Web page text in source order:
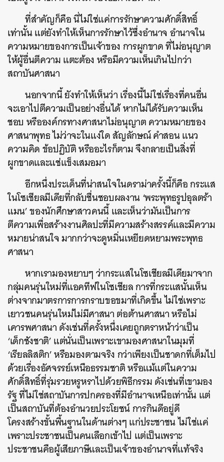
ที่สำคัญก็คือนี่ไม่ใช่แค่การรักษาความศักดิ์สิทธิ์
เท่านั้น แต่ยังทำให้เห็นการรักษาไว้ซึ่งอำนาจ อำนาจใน
ความหมายของการเป็นเจ้าของ การผูกขาด ที่ไม่อนุญาต
ให้ผู้อื่นตีความ แตะต้อง หรือมีความเห็นเกินไปกว่า
สถาบันศาสนา
นอกจากนี้ ยังทำให้เห็นว่า เรื่องนี้ไม่ใช่เรื่องที่คนอื่น
จะเอาไปตีความเป็นอย่างอื่นได้ หากไม่ได้รับความเห็น
ชอบ หรือองค์กรทางศาสนาไม่อนุญาต ความหมายของ
ศาสนาพุทธ ไม่ว่าจะในแง่ใด สัญลักษณ์ คำสอน แนว
ความคิด ข้อปฏิบัติ หรืออะไรก็ตาม จึงกลายเป็นสิ่งที่
ผูกขาดและแช่แข็งเสมอมา
อีกหนึ่งประเด็นที่น่าสนใจในดราม่าครั้งนี้ก็คือ กระแส
ในโซเชียลมีเดียที่กลับชื่นชอบผลงาน ‘พระพุทธรูปอุลตร้า
แมน’ ของนักศึกษาสาวคนนี้ และเห็นว่ามันเป็นการ
ตีความเพื่อสร้างงานศิลปะที่มีความสร้างสรรค์และมีความ
หมายน่าสนใจ มากกว่าจะดูหมิ่นเหยียดหยามพระพุทธ
ศาสนา
หากเรามองหยาบๆ ว่ากระแสในโซเชียลมีเดียมาจาก
กลุ่มคนรุ่นใหม่ที่แอคทีฟในโซเชียล การที่กระแสนั้นเห็น
ต่างจากมาตรการการกราบขอขมาที่เกิดขึ้น ไม่ใช่เพราะ
เยาวชนคนรุ่นใหม่ไม่มีศาสนา ต่อต้านศาสนา หรือไม่
เคารพศาสนา ดังเช่นที่ครั้งหนึ่งเคยถูกตราหน้าว่าเป็น
‘เด็กชังชาติ’ แต่นั่นเป็นเพราะเขามองศาสนาในมุมที่
‘เรียลลิสติก’ หรือมองตามจริง กว่าเพียงเป็นชาดกที่เต็มไป
ด้วยเรื่องอัศจรรย์เหนือธรรมชาติ หรือแม้แต่ในความ
ศักดิ์สิทธิ์ที่รุ่มรวยหรูหราไปด้วยพิธีกรรม ดังเช่นที่เขามอง
รัฐ ที่ไม่ใช่สถาบันการปกครองที่มีอำนาจเหนือเท่านั้น แต่
เป็นสถาบันที่ต้องอำนวยประโยชน์ การกินดีอยู่ดี
โครงสร้างขั้นพื้นฐานในด้านต่างๆ แก่ประชาชน ไม่ใช่แค่
เพราะประชาชนเป็นคนเลือกเข้าไป แต่เป็นเพราะ
ประชาชนคือผู้เสียภาษีและเป็นเจ้าของอำนาจที่แท้จริง